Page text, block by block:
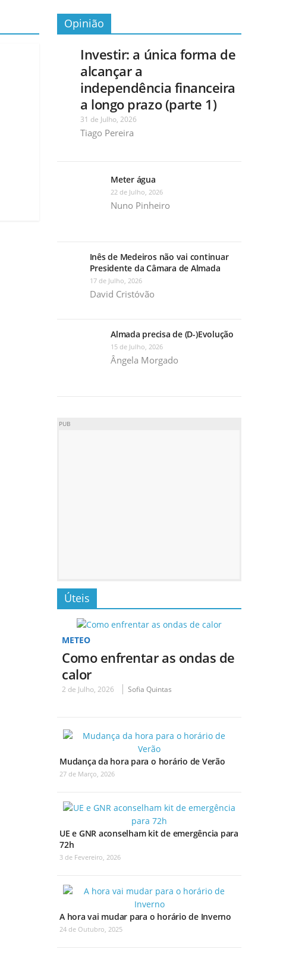
Opinião
Investir: a única forma de
alcançar a
independência financeira
a longo prazo (parte 1)
31 de Julho, 2026
Tiago Pereira
Meter água
22 de Julho, 2026
Nuno Pinheiro
Inês de Medeiros não vai continuar
Presidente da Câmara de Almada
17 de Julho, 2026
David Cristóvão
Almada precisa de (D-)Evolução
15 de Julho, 2026
Ângela Morgado
PUB
Úteis
METEO
Como enfrentar as ondas de
calor
2 de Julho, 2026 Sofia Quintas
Mudança da hora para o horário de Verão
27 de Março, 2026
UE e GNR aconselham kit de emergência para
72h
3 de Fevereiro, 2026
A hora vai mudar para o horário de Inverno
24 de Outubro, 2025